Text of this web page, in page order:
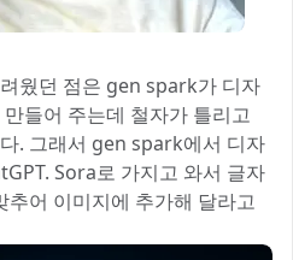
웠던 점은 gen spark가 디자
들어 주는데 철자가 틀리고
. 그래서 gen spark에서 디자
Sora로 가지고 와서 글자
추어 이미지에 추가해 달라고